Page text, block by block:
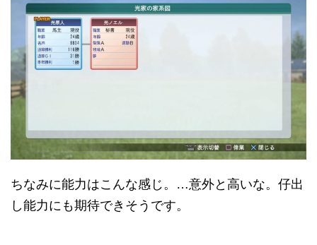
ちなみに能力はこんな感じ。…意外と高いな。仔出
し能力にも期待できそうです。